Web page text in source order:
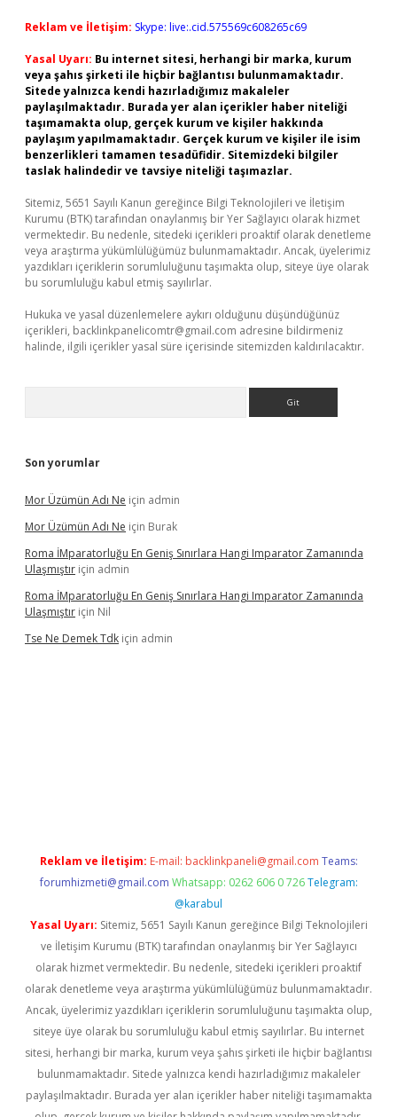
Reklam ve İletişim: Skype: live:.cid.575569c608265c69
Yasal Uyarı: Bu internet sitesi, herhangi bir marka, kurum
veya şahıs şirketi ile hiçbir bağlantısı bulunmamaktadır.
Sitede yalnızca kendi hazırladığımız makaleler
paylaşılmaktadır. Burada yer alan içerikler haber niteliği
taşımamakta olup, gerçek kurum ve kişiler hakkında
paylaşım yapılmamaktadır. Gerçek kurum ve kişiler ile isim
benzerlikleri tamamen tesadüfidir. Sitemizdeki bilgiler
taslak halindedir ve tavsiye niteliği taşımazlar.
Sitemiz, 5651 Sayılı Kanun gereğince Bilgi Teknolojileri ve İletişim
Kurumu (BTK) tarafından onaylanmış bir Yer Sağlayıcı olarak hizmet
vermektedir. Bu nedenle, sitedeki içerikleri proaktif olarak denetleme
veya araştırma yükümlülüğümüz bulunmamaktadır. Ancak, üyelerimiz
yazdıkları içeriklerin sorumluluğunu taşımakta olup, siteye üye olarak
bu sorumluluğu kabul etmiş sayılırlar.
Hukuka ve yasal düzenlemelere aykırı olduğunu düşündüğünüz
içerikleri, backlinkpanelicomtr@gmail.com adresine bildirmeniz
halinde, ilgili içerikler yasal süre içerisinde sitemizden kaldırılacaktır.
Son yorumlar
Mor Üzümün Adı Ne için admin
Mor Üzümün Adı Ne için Burak
Roma İMparatorluğu En Geniş Sınırlara Hangi Imparator Zamanında
Ulaşmıştır için admin
Roma İMparatorluğu En Geniş Sınırlara Hangi Imparator Zamanında
Ulaşmıştır için Nil
Tse Ne Demek Tdk için admin
Reklam ve İletişim: E-mail: backlinkpaneli@gmail.com Teams:
forumhizmeti@gmail.com Whatsapp: 0262 606 0 726 Telegram:
@karabul
Yasal Uyarı: Sitemiz, 5651 Sayılı Kanun gereğince Bilgi Teknolojileri
ve İletişim Kurumu (BTK) tarafından onaylanmış bir Yer Sağlayıcı
olarak hizmet vermektedir. Bu nedenle, sitedeki içerikleri proaktif
olarak denetleme veya araştırma yükümlülüğümüz bulunmamaktadır.
Ancak, üyelerimiz yazdıkları içeriklerin sorumluluğunu taşımakta olup,
siteye üye olarak bu sorumluluğu kabul etmiş sayılırlar. Bu internet
sitesi, herhangi bir marka, kurum veya şahıs şirketi ile hiçbir bağlantısı
bulunmamaktadır. Sitede yalnızca kendi hazırladığımız makaleler
paylaşılmaktadır. Burada yer alan içerikler haber niteliği taşımamakta